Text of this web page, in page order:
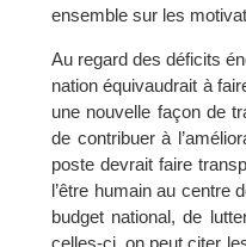
ensemble sur les
Au regard des déficits
nation équivaudrait à
une nouvelle façon de
de contribuer à
poste devrait faire
l’être humain au centre
budget national, de
celles-ci, on peut citer